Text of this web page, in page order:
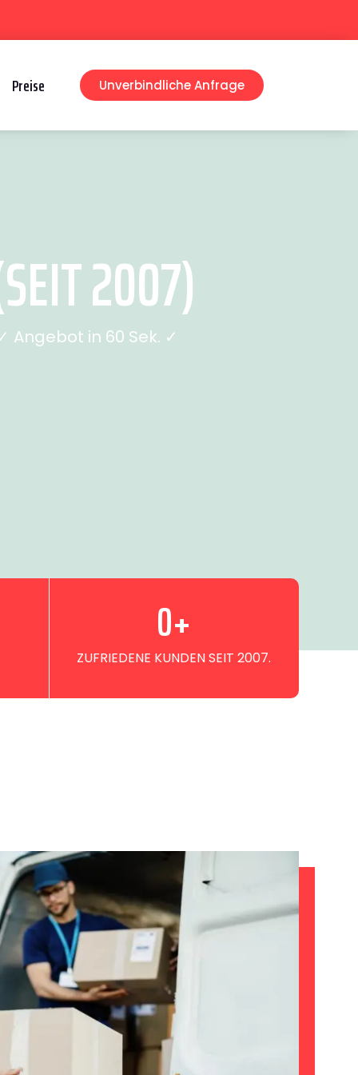
Preise Unverbindliche Anfrage
2007)
Angebot in 60 Sek. ✓
ZUFRIEDENE KUNDEN SEIT 2007.
0+